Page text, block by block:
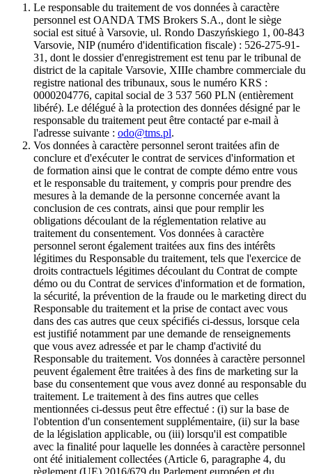
Le responsable du traitement de vos données à caractère
personnel est OANDA TMS Brokers S.A., dont le siège
social est situé à Varsovie, ul. Rondo Daszyńskiego 1, 00-843
Varsovie, NIP (numéro d'identification fiscale) : 526-275-91-
31, dont le dossier d'enregistrement est tenu par le tribunal de
district de la capitale Varsovie, XIIIe chambre commerciale du
registre national des tribunaux, sous le numéro KRS :
0000204776, capital social de 3 537 560 PLN (entièrement
libéré). Le délégué à la protection des données désigné par le
responsable du traitement peut être contacté par e-mail à
l'adresse suivante : odo@tms.pl.
Vos données à caractère personnel seront traitées afin de
conclure et d'exécuter le contrat de services d'information et
de formation ainsi que le contrat de compte démo entre vous
et le responsable du traitement, y compris pour prendre des
mesures à la demande de la personne concernée avant la
conclusion de ces contrats, ainsi que pour remplir les
obligations découlant de la réglementation relative au
traitement du consentement. Vos données à caractère
personnel seront également traitées aux fins des intérêts
légitimes du Responsable du traitement, tels que l'exercice de
droits contractuels légitimes découlant du Contrat de compte
démo ou du Contrat de services d'information et de formation,
la sécurité, la prévention de la fraude ou le marketing direct du
Responsable du traitement et la prise de contact avec vous
dans des cas autres que ceux spécifiés ci-dessus, lorsque cela
est justifié notamment par une demande de renseignements
que vous avez adressée et par le champ d'activité du
Responsable du traitement. Vos données à caractère personnel
peuvent également être traitées à des fins de marketing sur la
base du consentement que vous avez donné au responsable du
traitement. Le traitement à des fins autres que celles
mentionnées ci-dessus peut être effectué : (i) sur la base de
l'obtention d'un consentement supplémentaire, (ii) sur la base
de la législation applicable, ou (iii) lorsqu'il est compatible
avec la finalité pour laquelle les données à caractère personnel
ont été initialement collectées (Article 6, paragraphe 4, du
règlement (UE) 2016/679 du Parlement européen et du